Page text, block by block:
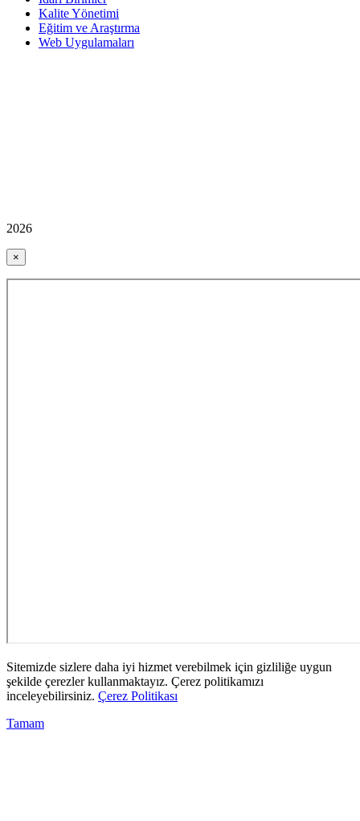
Kalite Yönetimi
Eğitim ve Araştırma
Web Uygulamaları
2026
×
Sitemizde sizlere daha iyi hizmet verebilmek için gizliliğe uygun
şekilde çerezler kullanmaktayız. Çerez politikamızı
inceleyebilirsiniz. Çerez Politikası
Tamam